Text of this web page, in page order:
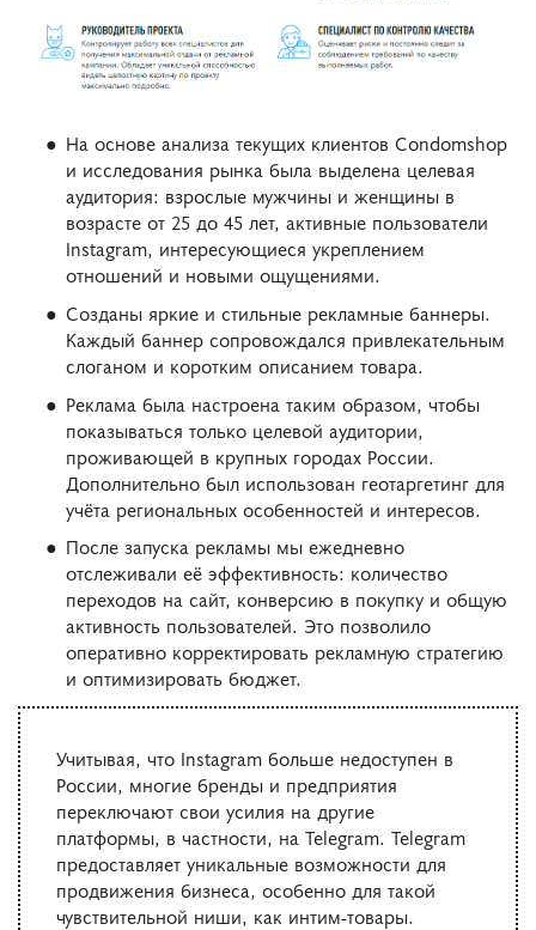
На основе анализа текущих клиентов Condomshop
и исследования рынка была выделена целевая
аудитория: взрослые мужчины и женщины в
возрасте от 25 до 45 лет, активные пользователи
Instagram, интересующиеся укреплением
отношений и новыми ощущениями.
Созданы яркие и стильные рекламные баннеры.
Каждый баннер сопровождался привлекательным
слоганом и коротким описанием товара.
Реклама была настроена таким образом, чтобы
показываться только целевой аудитории,
проживающей в крупных городах России.
Дополнительно был использован геотаргетинг для
учёта региональных особенностей и интересов.
После запуска рекламы мы ежедневно
отслеживали её эффективность: количество
переходов на сайт, конверсию в покупку и общую
активность пользователей. Это позволило
оперативно корректировать рекламную стратегию
и оптимизировать бюджет.
Учитывая, что Instagram больше недоступен в
России, многие бренды и предприятия
переключают свои усилия на другие
платформы, в частности, на Telegram. Telegram
предоставляет уникальные возможности для
продвижения бизнеса, особенно для такой
чувствительной ниши, как интим-товары.